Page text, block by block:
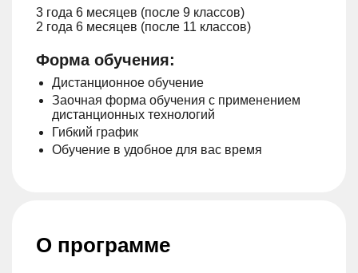
3 года 6 месяцев (после 9 классов)
2 года 6 месяцев (после 11 классов)
Форма обучения:
Дистанционное обучение
Заочная форма обучения с применением
дистанционных технологий
Гибкий график
Обучение в удобное для вас время
О программе